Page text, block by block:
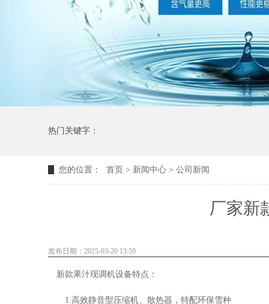
热门关键字：
您的位置： 首页 > 新闻中心 > 公司新闻
厂家新
发布日期：2025-03-20 13:59
新款果汁现调机设备特点：
1.高效静音型压缩机、散热器，特配环保雪种